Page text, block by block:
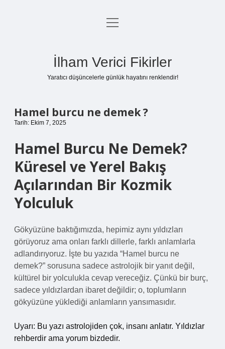
Anasayfa
menüyü
İlham Verici Fikirler
Yaratıcı düşüncelerle günlük hayatını renklendir!
Hamel burcu ne demek ?
Tarih: Ekim 7, 2025
Hamel Burcu Ne Demek?
Küresel ve Yerel Bakış
Açılarından Bir Kozmik
Yolculuk
Gökyüzüne baktığımızda, hepimiz aynı yıldızları
görüyoruz ama onları farklı dillerle, farklı anlamlarla
adlandırıyoruz. İşte bu yazıda “Hamel burcu ne
demek?” sorusuna sadece astrolojik bir yanıt değil,
kültürel bir yolculukla cevap vereceğiz. Çünkü bir burç,
sadece yıldızlardan ibaret değildir; o, toplumların
gökyüzüne yüklediği anlamların yansımasıdır.
Uyarı: Bu yazı astrolojiden çok, insanı anlatır. Yıldızlar
rehberdir ama yorum bizdedir.